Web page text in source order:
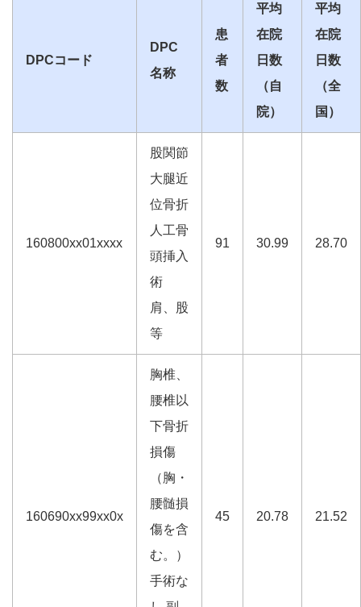
DPCコード
DPC
名称
患
者
数
平均
在院
日数
（自
院）
平均
在院
日数
（全
国）
160800xx01xxxx
股関節
大腿近
位骨折
人工骨
頭挿入
術
肩、股
等
91 30.99 28.70
160690xx99xx0x
胸椎、
腰椎以
下骨折
損傷
（胸・
腰髄損
傷を含
む。）
手術な
45 20.78 21.52